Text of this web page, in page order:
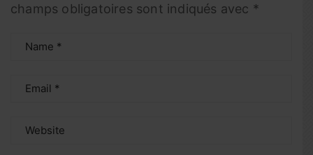
champs obligatoires sont indiqués avec *